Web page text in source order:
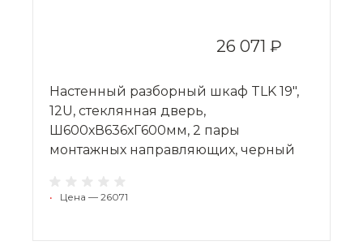
26 071 ₽
Настенный разборный шкаф TLK 19",
12U, стеклянная дверь,
Ш600хВ636хГ600мм, 2 пары
монтажных направляющих, черный
• Цена — 26071